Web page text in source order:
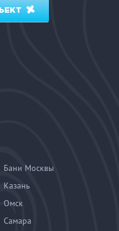
Бани Москвы
Казань
Омск
Самара